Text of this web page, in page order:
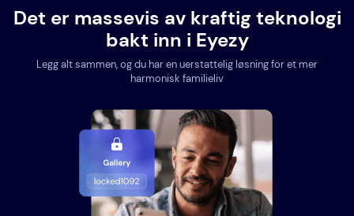
Det er massevis av kraftig teknologi
bakt inn i Eyezy
Legg alt sammen, og du har en uerstattelig løsning for et mer
harmonisk familieliv